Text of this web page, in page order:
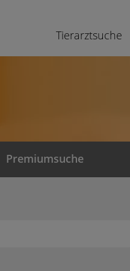
Tierarztsuche
Premiumsuche